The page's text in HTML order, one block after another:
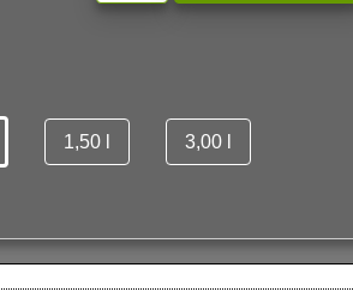
1,50 l 3,00 l